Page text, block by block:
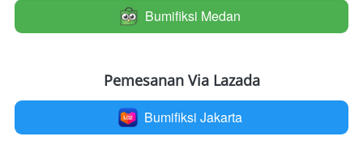
` Bumifiksi Medan
Pemesanan Via Lazada
` Bumifiksi Jakarta